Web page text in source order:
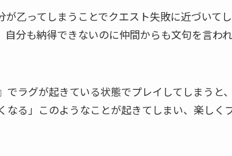
が乙ってしまうことでクエスト失敗に近づいて
自分も納得できないのに仲間からも文句を言わ
でラグが起きている状態でプレイしてしまうと
なる」このようなことが起きてしまい、楽しく